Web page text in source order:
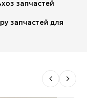
запчастей
запчастей для